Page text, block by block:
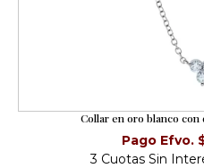
Collar en oro blanco
Pago Efvo.
3 Cuotas Sin